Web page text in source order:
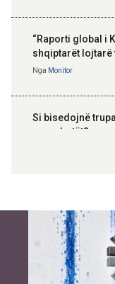
“Raporti global i
shqiptarët lojtarë
Nga Monitor
Si bisedojnë
me robotët?
inteligjente
Or Shalom